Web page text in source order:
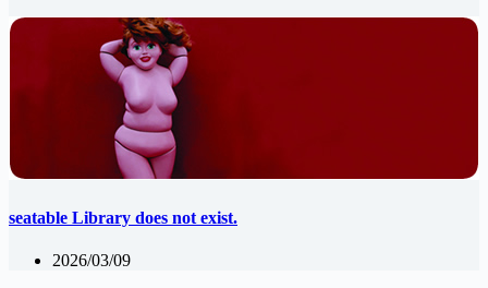
seatable Library does not exist.
2026/03/09